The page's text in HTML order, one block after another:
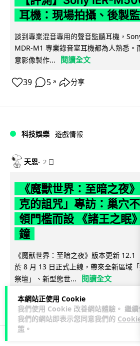
本網站正使用 Cookie
我們使用 Cookie 改善網站體驗。 繼
我們的網站即表示您同意我們的
策 。
耳機：現場拍攝、後製
談到專業混音專用的聲音監聽耳機，
MDR-M1 專業錄音室耳機都為人熟悉。
意影像製作...
閱讀全文
39 5 ↗ 分享
科技娛樂 遊戲情報
天恩 2 日
《魔獸世界：至暗之夜
克的詛咒」專訪：巢穴
領門檻而設 《諸王之眠
鐘
《魔獸世界：至暗之夜》版本更新 12.1
於 8 月 13 日正式上線，帶來全新區域
祭壇」、新型態世...
閱讀全文
116 分享